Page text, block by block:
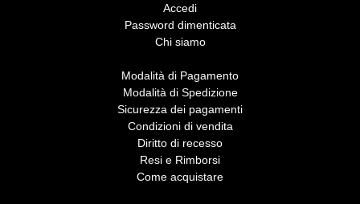
Accedi
Password dimenticata
Chi siamo
Modalità di Pagamento
Modalità di Spedizione
Sicurezza dei pagamenti
Condizioni di vendita
Diritto di recesso
Resi e Rimborsi
Come acquistare